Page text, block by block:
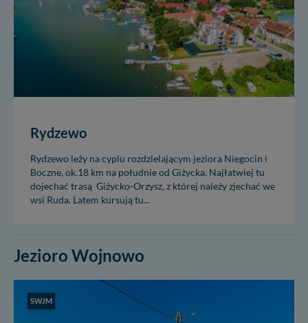
Rydzewo
Rydzewo leży na cyplu rozdzielającym jeziora Niegocin i
Boczne, ok.18 km na południe od Giżycka. Najłatwiej tu
dojechać trasą Giżycko-Orzysz, z której należy zjechać we
wsi Ruda. Latem kursują tu...
Jezioro Wojnowo
SWJM